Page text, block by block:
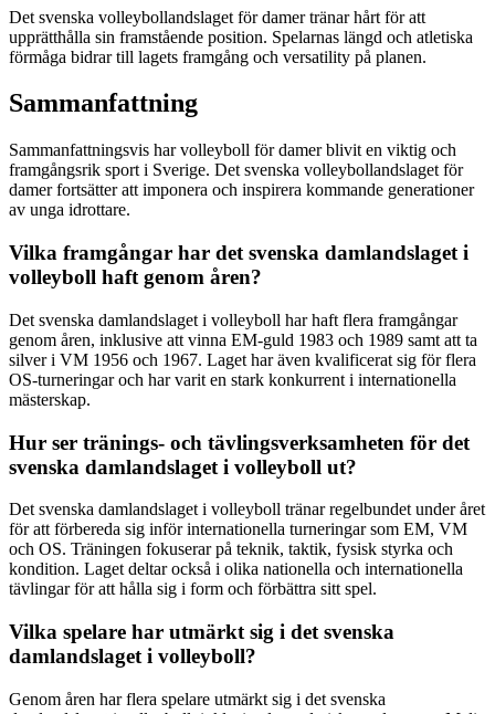
Det svenska volleybollandslaget för damer tränar hårt för att
upprätthålla sin framstående position. Spelarnas längd och atletiska
förmåga bidrar till lagets framgång och versatility på planen.
Sammanfattning
Sammanfattningsvis har volleyboll för damer blivit en viktig och
framgångsrik sport i Sverige. Det svenska volleybollandslaget för
damer fortsätter att imponera och inspirera kommande generationer
av unga idrottare.
Vilka framgångar har det svenska damlandslaget i
volleyboll haft genom åren?
Det svenska damlandslaget i volleyboll har haft flera framgångar
genom åren, inklusive att vinna EM-guld 1983 och 1989 samt att ta
silver i VM 1956 och 1967. Laget har även kvalificerat sig för flera
OS-turneringar och har varit en stark konkurrent i internationella
mästerskap.
Hur ser tränings- och tävlingsverksamheten för det
svenska damlandslaget i volleyboll ut?
Det svenska damlandslaget i volleyboll tränar regelbundet under året
för att förbereda sig inför internationella turneringar som EM, VM
och OS. Träningen fokuserar på teknik, taktik, fysisk styrka och
kondition. Laget deltar också i olika nationella och internationella
tävlingar för att hålla sig i form och förbättra sitt spel.
Vilka spelare har utmärkt sig i det svenska
damlandslaget i volleyboll?
Genom åren har flera spelare utmärkt sig i det svenska